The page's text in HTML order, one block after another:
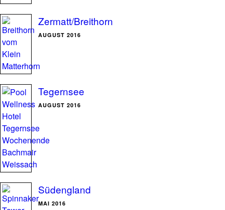
Zermatt/Breithorn
AUGUST 2016
Tegernsee
AUGUST 2016
Südengland
MAI 2016